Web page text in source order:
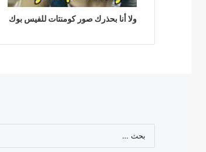
ولا أنا بحذرك صور كومنتات للفيس بوك